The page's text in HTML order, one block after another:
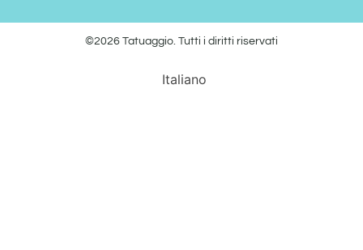
©2026 Tatuaggio. Tutti i diritti riservati
Italiano